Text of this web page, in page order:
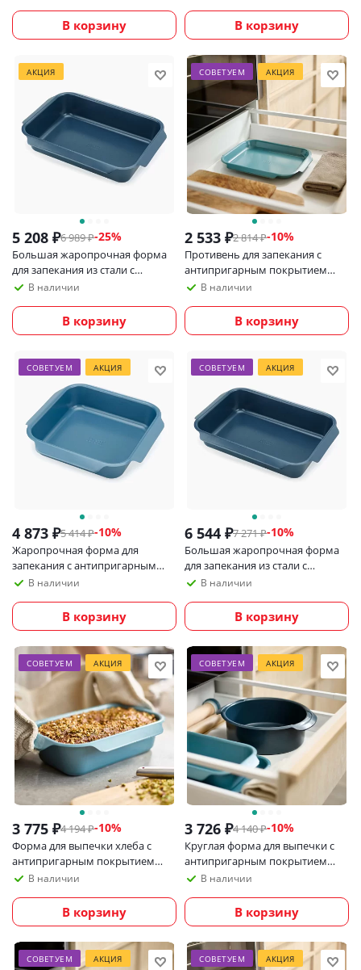
В корзину В корзину
АКЦИЯ
5 208 ₽6 989₽-25%
Большая жаропрочная форма
для запекания из стали с
антипригарным покрытием
см_УЦЕНКА
В наличии
В корзину
СОВЕТУЕМ АКЦИЯ
2 533 ₽2 814₽-10%
Противень для запекания с
антипригарным покрытием
Joseph Joseph Nest Bake, 30x23
В наличии
В корзину
СОВЕТУЕМ АКЦИЯ
4 873 ₽5 414₽-10%
Жаропрочная форма для
запекания с антипригарным
покрытием Joseph Joseph Nest
В наличии
В корзину
СОВЕТУЕМ АКЦИЯ
6 544 ₽7 271₽-10%
Большая жаропрочная форма
для запекания из стали с
антипригарным покрытием
см
В наличии
В корзину
СОВЕТУЕМ АКЦИЯ
3 775 ₽4 194₽-10%
Форма для выпечки хлеба с
антипригарным покрытием
Joseph Joseph Nest Bake
В наличии
В корзину
СОВЕТУЕМ АКЦИЯ
3 726 ₽4 140₽-10%
Круглая форма для выпечки с
антипригарным покрытием
Joseph Joseph Nest Bake, 23 см
В наличии
В корзину
СОВЕТУЕМ АКЦИЯ СОВЕТУЕМ АКЦИЯ